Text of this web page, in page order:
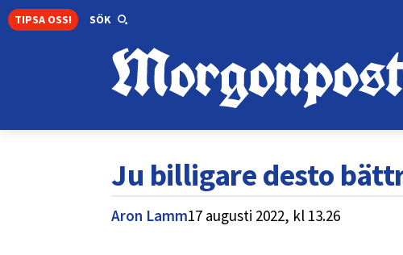
TIPSA OSS! SÖK
Ju billigare desto
Aron Lamm17 augusti 2022, kl 13.26